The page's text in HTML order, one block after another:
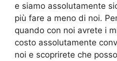
e siamo assolutamente
più fare a meno di noi.
quando con noi avrete i
costo assolutamente
noi e scoprirete che